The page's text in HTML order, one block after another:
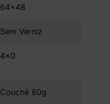
64x48
Sem Verniz
4x0
Couchê 80g